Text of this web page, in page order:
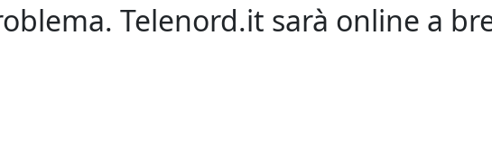
Telenord.it sarà online a